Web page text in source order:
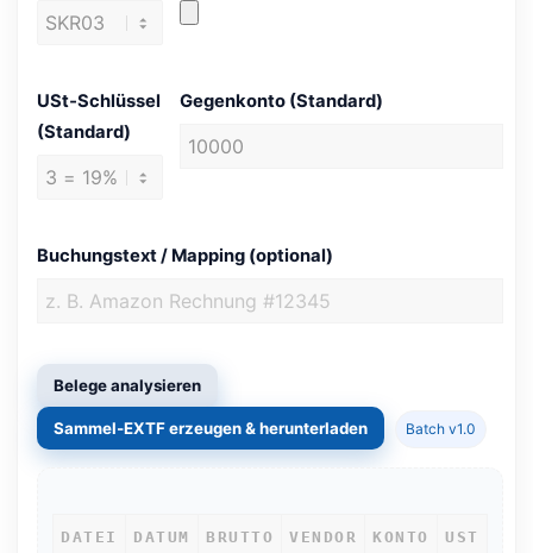
USt‑Schlüssel
(Standard)
Gegenkonto (Standard)
Buchungstext / Mapping (optional)
Belege analysieren
Sammel‑EXTF erzeugen & herunterladen Batch v1.0
DATEI DATUM BRUTTO VENDOR KONTO UST